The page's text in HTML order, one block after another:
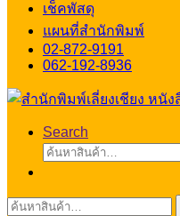
เช็คพัสดุ
แผนที่สำนักพิมพ์
02-872-9191
062-192-8936
Search
ค้นหา:
ค้นหา: